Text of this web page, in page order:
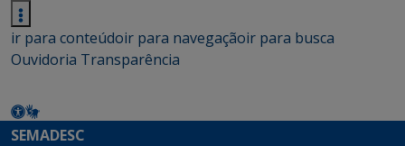
ir para conteúdoir para navegaçãoir para busca
Ouvidoria Transparência
SEMADESC